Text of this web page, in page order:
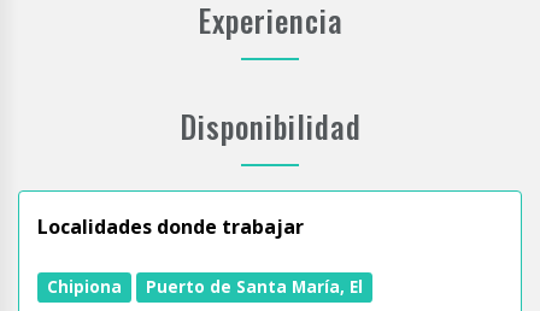
Experiencia
Disponibilidad
Localidades donde trabajar
Chipiona Puerto de Santa María, El